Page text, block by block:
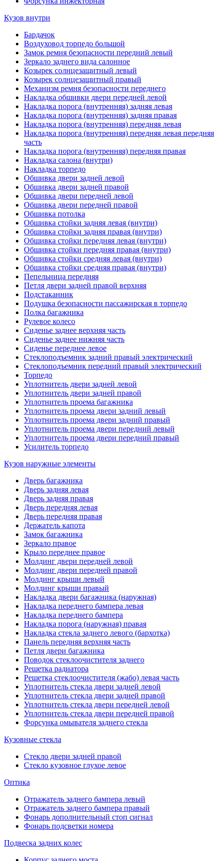
Кузов внутри
Бардачок
Воздуховод торпедо большой
Замок ремня безопасности передний левый
Зеркало заднего вида салонное
Козырек солнцезащитный левый
Козырек солнцезащитный правый
Механизм ремня безопасности переднего
Накладка обшивки двери передней левой
Накладка порога (внутренняя) задняя левая
Накладка порога (внутренняя) задняя правая
Накладка порога (внутренняя) передняя левая
Накладка порога (внутренняя) передняя левая передняя
часть
Накладка порога (внутренняя) передняя правая
Накладка салона (внутри)
Накладка торпедо
Обшивка двери задней левой
Обшивка двери задней правой
Обшивка двери передней левой
Обшивка двери передней правой
Обшивка потолка
Обшивка стойки задняя левая (внутри)
Обшивка стойки задняя правая (внутри)
Обшивка стойки передняя левая (внутри)
Обшивка стойки передняя правая (внутри)
Обшивка стойки средняя левая (внутри)
Обшивка стойки средняя правая (внутри)
Пепельница передняя
Петля двери задней правой верхняя
Подстаканник
Подушка безопасности пассажирская в торпедо
Полка багажника
Рулевое колесо
Сиденье заднее верхняя часть
Сиденье заднее нижняя часть
Сиденье переднее левое
Стеклоподъемник задний правый электрический
Стеклоподъемник передний правый электрический
Торпедо
Уплотнитель двери задней левой
Уплотнитель двери задней правой
Уплотнитель проема багажника
Уплотнитель проема двери задний левый
Уплотнитель проема двери задний правый
Уплотнитель проема двери передний левый
Уплотнитель проема двери передний правый
Усилитель торпедо
Кузов наружные элементы
Дверь багажника
Дверь задняя левая
Дверь задняя правая
Дверь передняя левая
Дверь передняя правая
Держатель капота
Замок багажника
Зеркало правое
Крыло переднее правое
Молдинг двери передней левой
Молдинг двери передней правой
Молдинг крыши левый
Молдинг крыши правый
Накладка двери багажника (наружная)
Накладка переднего бампера левая
Накладка переднего бампера
Накладка порога (наружная) правая
Накладка стекла заднего левого (бархотка)
Панель передняя верхняя часть
Петля двери багажника
Поводок стеклоочистителя заднего
Решетка радиатора
Решетка стеклоочистителя (жабо) левая часть
Уплотнитель стекла двери задней левой
Уплотнитель стекла двери задней правой
Уплотнитель стекла двери передней левой
Уплотнитель стекла двери передней правой
Форсунка омывателя заднего стекла
Кузовные стекла
Стекло двери задней правой
Стекло кузовное глухое левое
Оптика
Отражатель заднего бампера левый
Отражатель заднего бампера правый
Фонарь дополнительный стоп сигнал
Фонарь подсветки номера
Подвеска задних колес